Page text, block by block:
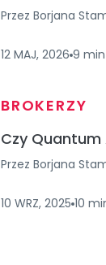
Przez Borjana
12 MAJ, 2026 9 min
BROKERZY
Czy Quantum
Przez Borjana
10 WRZ, 2025 10